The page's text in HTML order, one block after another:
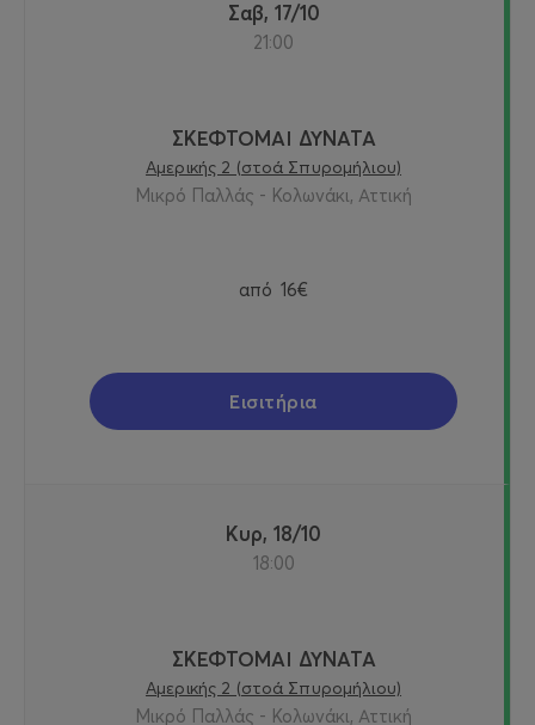
Σαβ, 17/10
21:00
ΣΚΕΦΤΟΜΑΙ ΔΥΝΑΤΑ
Αμερικής 2 (στοά Σπυρομήλιου)
Μικρό Παλλάς - Κολωνάκι, Αττική
από 16€
Εισιτήρια
Κυρ, 18/10
18:00
ΣΚΕΦΤΟΜΑΙ ΔΥΝΑΤΑ
Αμερικής 2 (στοά Σπυρομήλιου)
Μικρό Παλλάς - Κολωνάκι, Αττική